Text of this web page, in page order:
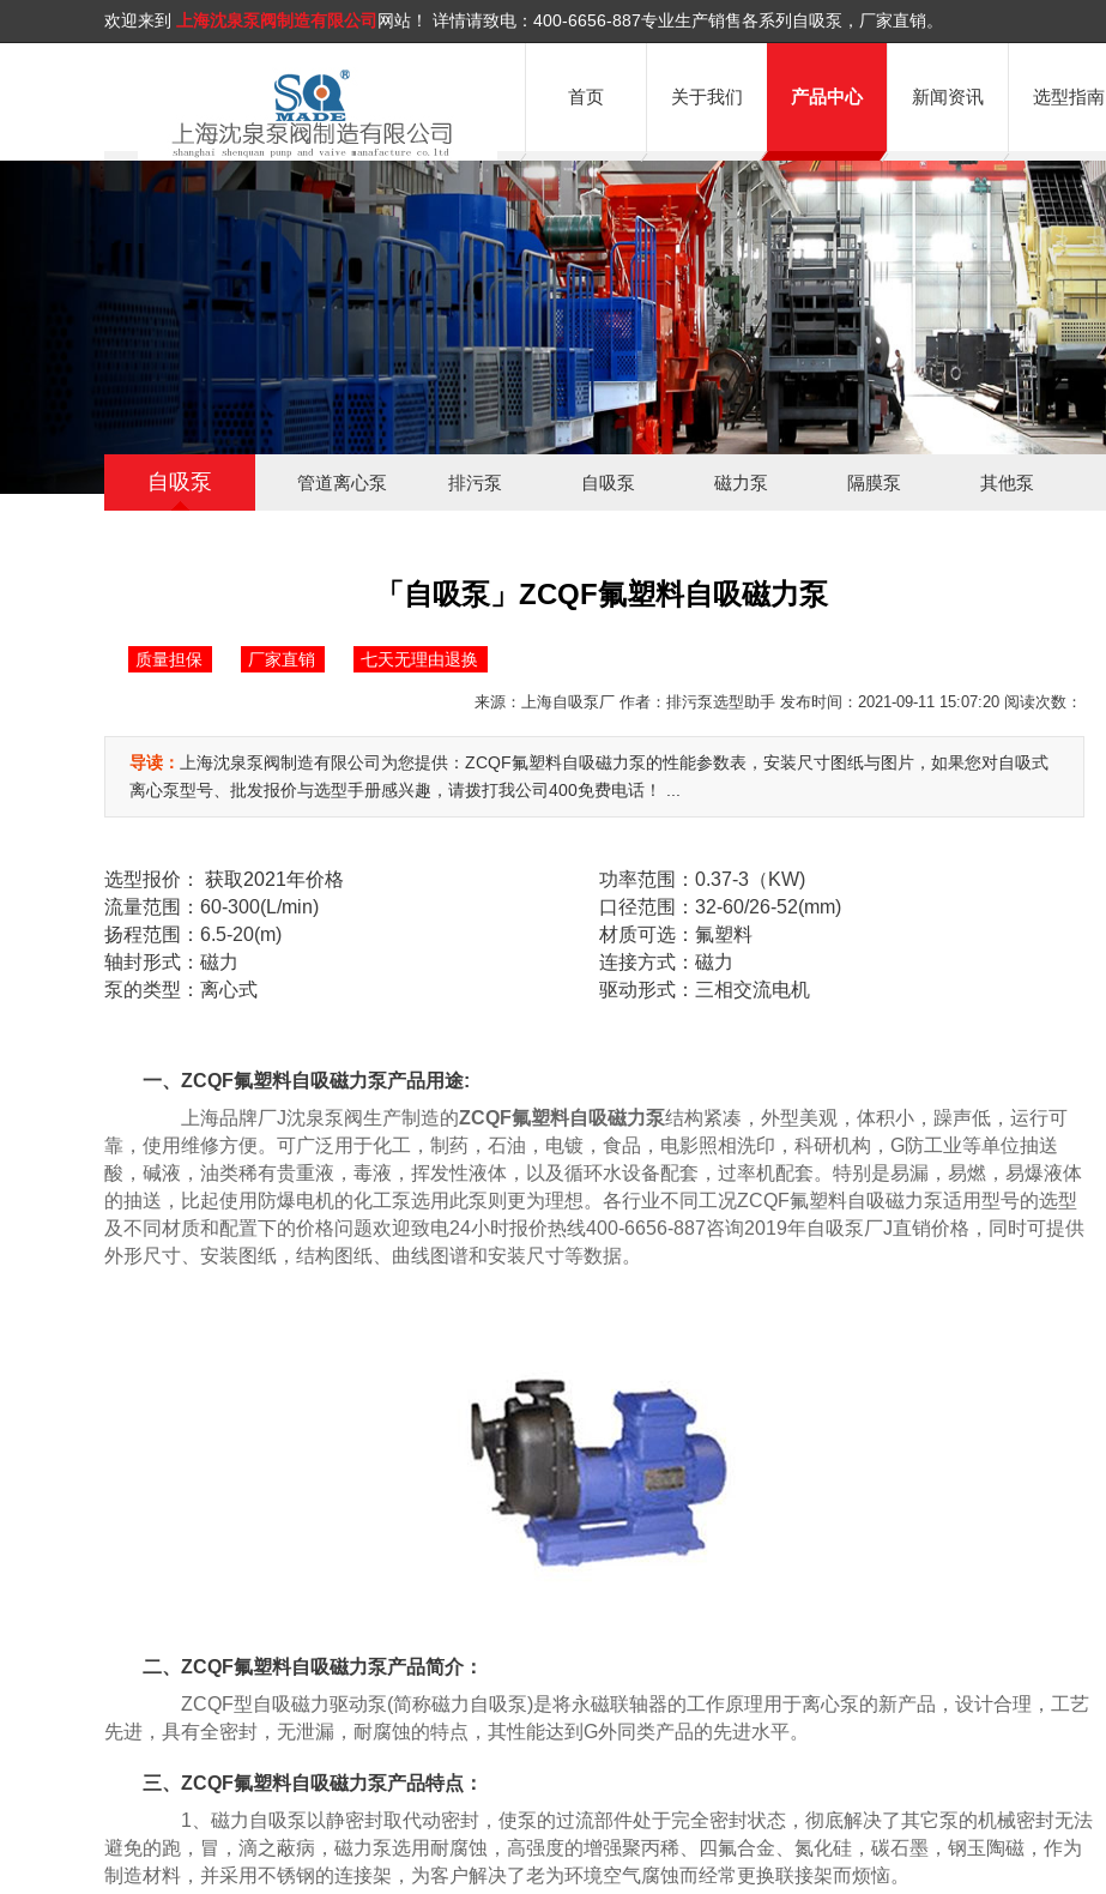
欢迎来到 上海沈泉泵阀制造有限公司 网站！ 详情请致电： 400-6656-887专业生产销售各系列自吸泵，厂家直销。
首页 关于我们 产品中心 新闻资讯 选型指南
自吸泵 管道离心泵 排污泵 自吸泵 磁力泵 隔膜泵 其他泵
「自吸泵」ZCQF氟塑料自吸磁力泵
质量担保 厂家直销 七天无理由退换
来源：上海自吸泵厂 作者：排污泵选型助手 发布时间：2021-09-11 15:07:20 阅读次数：
导读： 上海沈泉泵阀制造有限公司为您提供：ZCQF氟塑料自吸磁力泵的性能参数表，安装尺寸图纸与图片，如果您对自吸式
离心泵型号、批发报价与选型手册感兴趣，请拨打我公司400免费电话！ ...
选型报价：
获取2021年价格
流量范围：60-300(L/min)
扬程范围：6.5-20(m)
轴封形式：磁力
泵的类型：离心式
功率范围：0.37-3（KW)
口径范围：32-60/26-52(mm)
材质可选：氟塑料
连接方式：磁力
驱动形式：三相交流电机
一、ZCQF氟塑料自吸磁力泵产品用途:
上海品牌厂J沈泉泵阀生产制造的ZCQF氟塑料自吸磁力泵结构紧凑，外型美观，体积小，躁声低，运行可
靠，使用维修方便。可广泛用于化工，制药，石油，电镀，食品，电影照相洗印，科研机构，G防工业等单位抽送
酸，碱液，油类稀有贵重液，毒液，挥发性液体，以及循环水设备配套，过率机配套。特别是易漏，易燃，易爆液体
的抽送，比起使用防爆电机的化工泵选用此泵则更为理想。各行业不同工况ZCQF氟塑料自吸磁力泵适用型号的选型
及不同材质和配置下的价格问题欢迎致电24小时报价热线400-6656-887咨询2019年自吸泵厂J直销价格，同时可提供
外形尺寸、安装图纸，结构图纸、曲线图谱和安装尺寸等数据。
二、ZCQF氟塑料自吸磁力泵产品简介：
ZCQF型自吸磁力驱动泵(简称磁力自吸泵)是将永磁联轴器的工作原理用于离心泵的新产品，设计合理，工艺
先进，具有全密封，无泄漏，耐腐蚀的特点，其性能达到G外同类产品的先进水平。
三、ZCQF氟塑料自吸磁力泵产品特点：
1、磁力自吸泵以静密封取代动密封，使泵的过流部件处于完全密封状态，彻底解决了其它泵的机械密封无法
避免的跑，冒，滴之蔽病，磁力泵选用耐腐蚀，高强度的增强聚丙稀、四氟合金、氮化硅，碳石墨，钢玉陶磁，作为
制造材料，并采用不锈钢的连接架，为客户解决了老为环境空气腐蚀而经常更换联接架而烦恼。